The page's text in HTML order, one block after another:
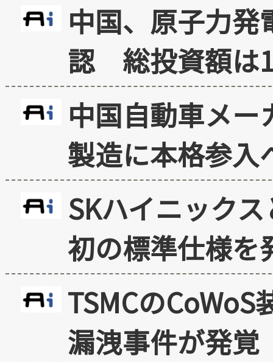
中国、原子力
認 総投資額は
中国自動車メ
製造に本格参入
SKハイニック
初の標準仕様を
TSMCの
漏洩事件が発覚